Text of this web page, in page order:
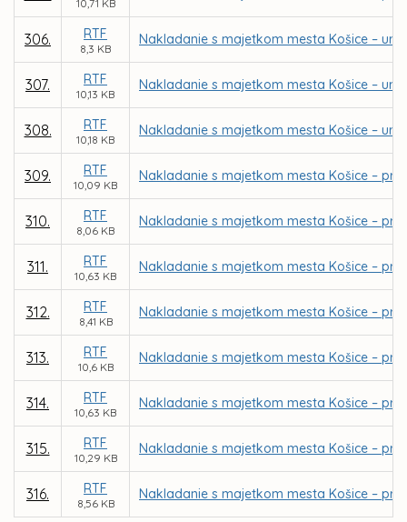
10,71 KB
306. RTF
8,3 KB
Nakladanie s majetkom mesta Košice –
307. RTF
10,13 KB
Nakladanie s majetkom mesta Košice –
308. RTF
10,18 KB
Nakladanie s majetkom mesta Košice –
309. RTF
10,09 KB
Nakladanie s majetkom mesta Košice –
310. RTF
8,06 KB
Nakladanie s majetkom mesta Košice –
311. RTF
10,63 KB
Nakladanie s majetkom mesta Košice –
312. RTF
8,41 KB
Nakladanie s majetkom mesta Košice –
313. RTF
10,6 KB
Nakladanie s majetkom mesta Košice –
314. RTF
10,63 KB
Nakladanie s majetkom mesta Košice –
315. RTF
10,29 KB
Nakladanie s majetkom mesta Košice –
316. RTF
8,56 KB
Nakladanie s majetkom mesta Košice –